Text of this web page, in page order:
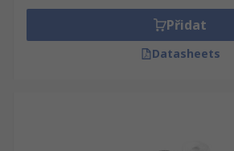
Přidat
Datasheets